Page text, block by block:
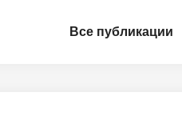
Все публикации